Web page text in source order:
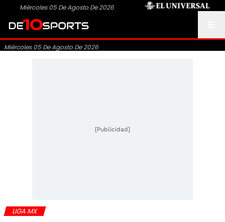
Miércoles 05 De Agosto De 2026
Miércoles 05 De Agosto De 2026
[Publicidad]
LIGA MX